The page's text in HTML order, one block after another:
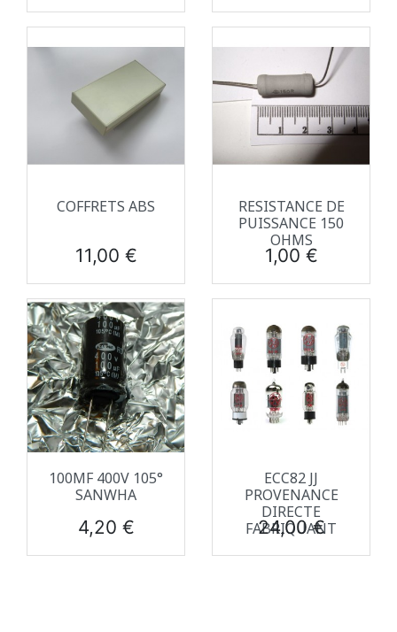
COFFRETS ABS
Prix
11,00 €
RESISTANCE DE
PUISSANCE 150
OHMS
Prix
1,00 €
100ΜF 400V 105°
SANWHA
Prix
4,20 €
ECC82 JJ
PROVENANCE
DIRECTE
FABRIQUANT
Prix
24,00 €